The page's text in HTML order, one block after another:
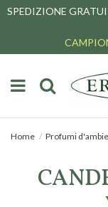
SPEDIZIONE
Home Profumi